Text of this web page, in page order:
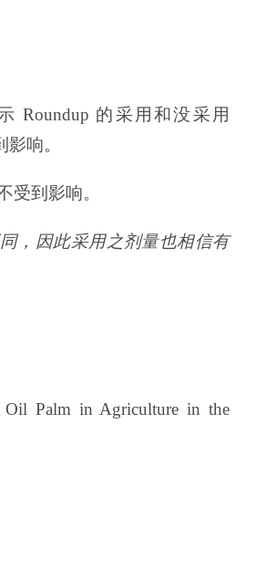
Roundup 的采用和没采用
响。
受到影响。
，因此采用之剂量也相信有
Oil Palm in Agriculture in the